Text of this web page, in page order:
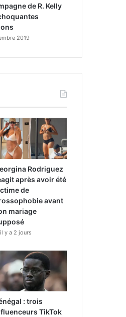
de R. Kelly
2019
Rodriguez
après avoir été
de
avant
mariage
il y a 2 jours
: trois
TikTok